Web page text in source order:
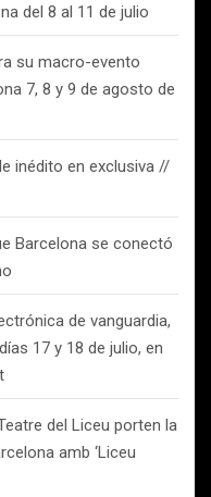
del 8 al 11 de julio
su macro-evento
7, 8 y 9 de agosto de
inédito en exclusiva //
Barcelona se conectó
de vanguardia,
17 y 18 de julio, en
del Liceu porten la
amb ‘Liceu